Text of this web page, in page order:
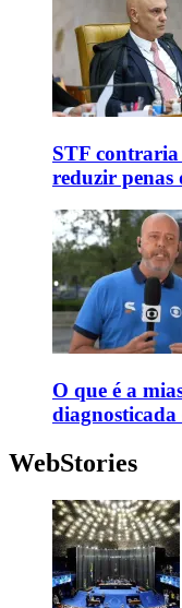
STF contraria
reduzir penas
O que é a
diagnosticada
WebStories